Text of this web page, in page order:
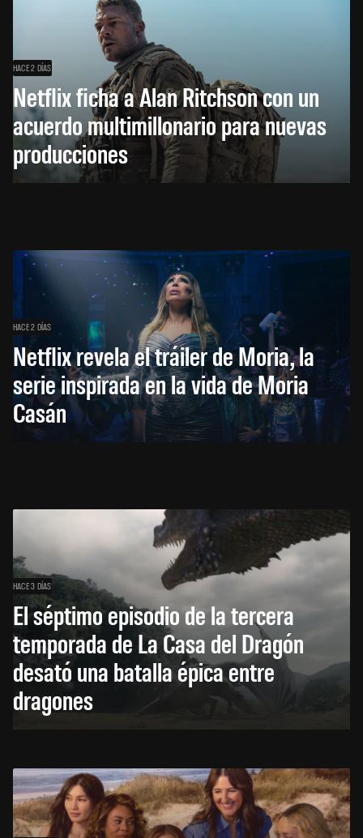
HACE 2 DÍAS
Netflix ficha a Alan Ritchson con un
acuerdo multimillonario para nuevas
producciones
HACE 2 DÍAS
Netflix revela el tráiler de Moria, la
serie inspirada en la vida de Moria
Casán
HACE 3 DÍAS
El séptimo episodio de la tercera
temporada de La Casa del Dragón
desató una batalla épica entre
dragones